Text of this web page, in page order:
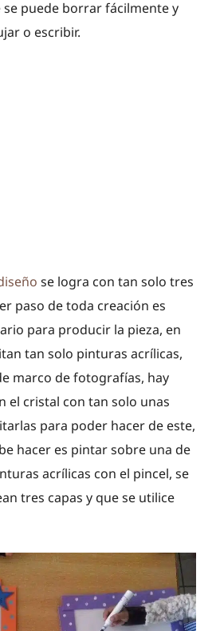
se puede borrar fácilmente y
o escribir.
se logra con tan solo tres
paso de toda creación es
para producir la pieza, en
tan solo pinturas acrílicas,
marco de fotografías, hay
el cristal con tan solo unas
para poder hacer de este,
hacer es pintar sobre una de
acrílicas con el pincel, se
tres capas y que se utilice